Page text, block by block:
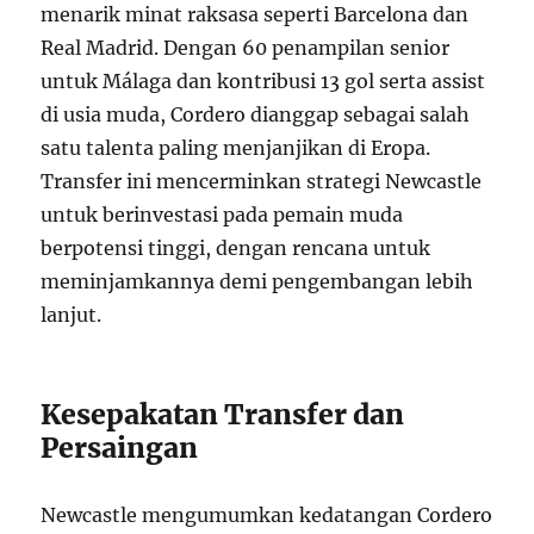
menarik minat raksasa seperti Barcelona dan
Real Madrid. Dengan 60 penampilan senior
untuk Málaga dan kontribusi 13 gol serta assist
di usia muda, Cordero dianggap sebagai salah
satu talenta paling menjanjikan di Eropa.
Transfer ini mencerminkan strategi Newcastle
untuk berinvestasi pada pemain muda
berpotensi tinggi, dengan rencana untuk
meminjamkannya demi pengembangan lebih
lanjut.
Kesepakatan Transfer dan
Persaingan
Newcastle mengumumkan kedatangan Cordero